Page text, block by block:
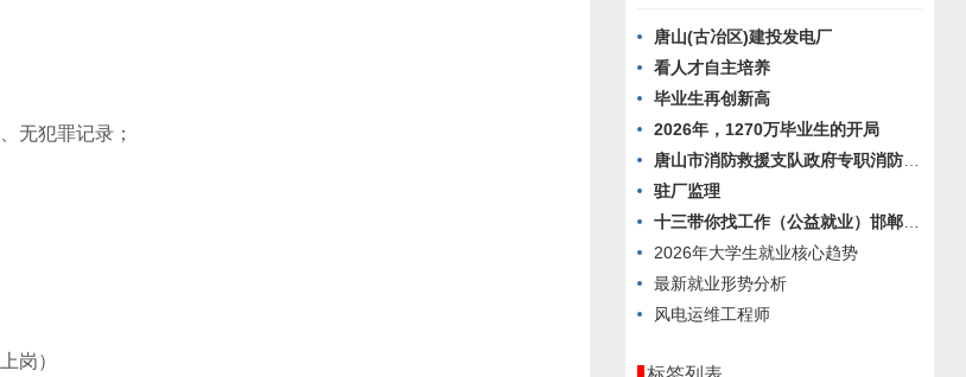
无犯罪记录；
岗）
唐山(古冶区)建投发电厂
看人才自主培养
毕业生再创新高
2026年，1270万毕业生的开局
唐山市消防救援支队政府专职消防员招聘公告
驻厂监理
十三带你找工作（公益就业）邯郸最美空调厂
2026年大学生就业核心趋势
最新就业形势分析
风电运维工程师